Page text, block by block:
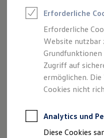
Elektroauto
Leasing
Finanzierung
Autokredit
Versicherungen
Kfz-
Garantien
Professional
Behörden
dieser Website
Impressum
Datenschutzerklärung
Erforderliche
Erforderliche
Website nutzbar
Zugriff auf
ermöglichen.
Cookies nicht
Analytics und
Diese Cookies